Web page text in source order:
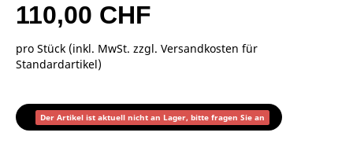
110,00 CHF
pro Stück (inkl. MwSt. zzgl. Versandkosten für
Standardartikel)
Der Artikel ist aktuell nicht an Lager, bitte fragen Sie an